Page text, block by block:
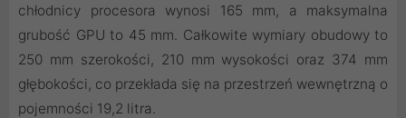
chłodnicy procesora wynosi 165 mm, a maksymalna
grubość GPU to 45 mm. Całkowite wymiary obudowy to
250 mm szerokości, 210 mm wysokości oraz 374 mm
głębokości, co przekłada się na przestrzeń wewnętrzną o
pojemności 19,2 litra.